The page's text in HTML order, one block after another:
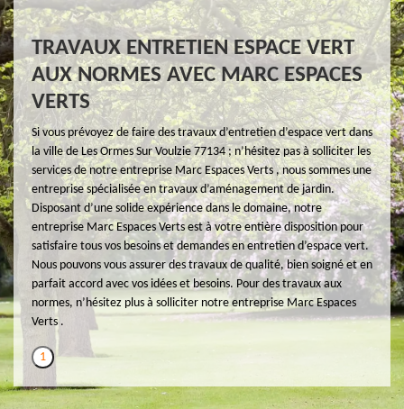
TRAVAUX ENTRETIEN ESPACE VERT
AUX NORMES AVEC MARC ESPACES
VERTS
Si vous prévoyez de faire des travaux d’entretien d’espace vert dans
la ville de Les Ormes Sur Voulzie 77134 ; n’hésitez pas à solliciter les
services de notre entreprise Marc Espaces Verts , nous sommes une
entreprise spécialisée en travaux d’aménagement de jardin.
Disposant d’une solide expérience dans le domaine, notre
entreprise Marc Espaces Verts est à votre entière disposition pour
satisfaire tous vos besoins et demandes en entretien d’espace vert.
Nous pouvons vous assurer des travaux de qualité, bien soigné et en
parfait accord avec vos idées et besoins. Pour des travaux aux
normes, n’hésitez plus à solliciter notre entreprise Marc Espaces
Verts .
1